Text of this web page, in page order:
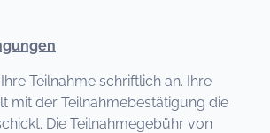
Teilnahme schriftlich an. Ihre
mit der Teilnahmebestätigung die
Die Teilnahmegebühr von